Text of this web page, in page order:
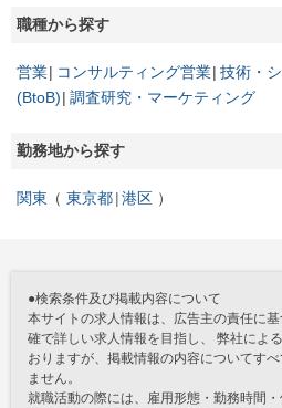
職種から探す
営業 コンサルティング営業 技術・
(BtoB) 調査研究・マーケティング
勤務地から探す
関東 東京都 港区
●検索条件及び掲載内容について
本サイトの求人情報は、広告主の責任に
確で詳しい求人情報を目指し、 弊社によ
おりますが、掲載情報の内容についてす
ません。
就職活動の際には、雇用形態・勤務時間